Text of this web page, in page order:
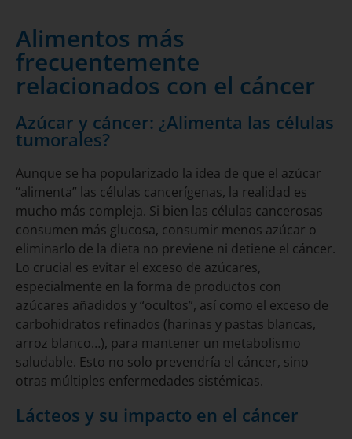
Alimentos más
frecuentemente
relacionados con el cáncer
Azúcar y cáncer: ¿Alimenta las células
tumorales?
Aunque se ha popularizado la idea de que el azúcar
“alimenta” las células cancerígenas, la realidad es
mucho más compleja. Si bien las células cancerosas
consumen más glucosa, consumir menos azúcar o
eliminarlo de la dieta no previene ni detiene el cáncer.
Lo crucial es evitar el exceso de azúcares,
especialmente en la forma de productos con
azúcares añadidos y “ocultos”, así como el exceso de
carbohidratos refinados (harinas y pastas blancas,
arroz blanco…), para mantener un metabolismo
saludable. Esto no solo prevendría el cáncer, sino
otras múltiples enfermedades sistémicas.
Lácteos y su impacto en el cáncer